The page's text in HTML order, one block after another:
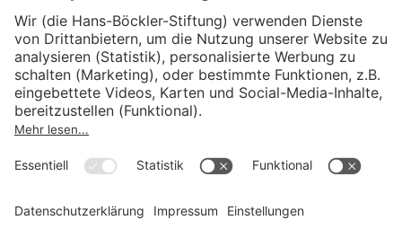
Wirtschafts- und Sozialwissenschaftliches Institut
Institut für Makroökonomie und
Konjunkturforschung
Unternehmensführung